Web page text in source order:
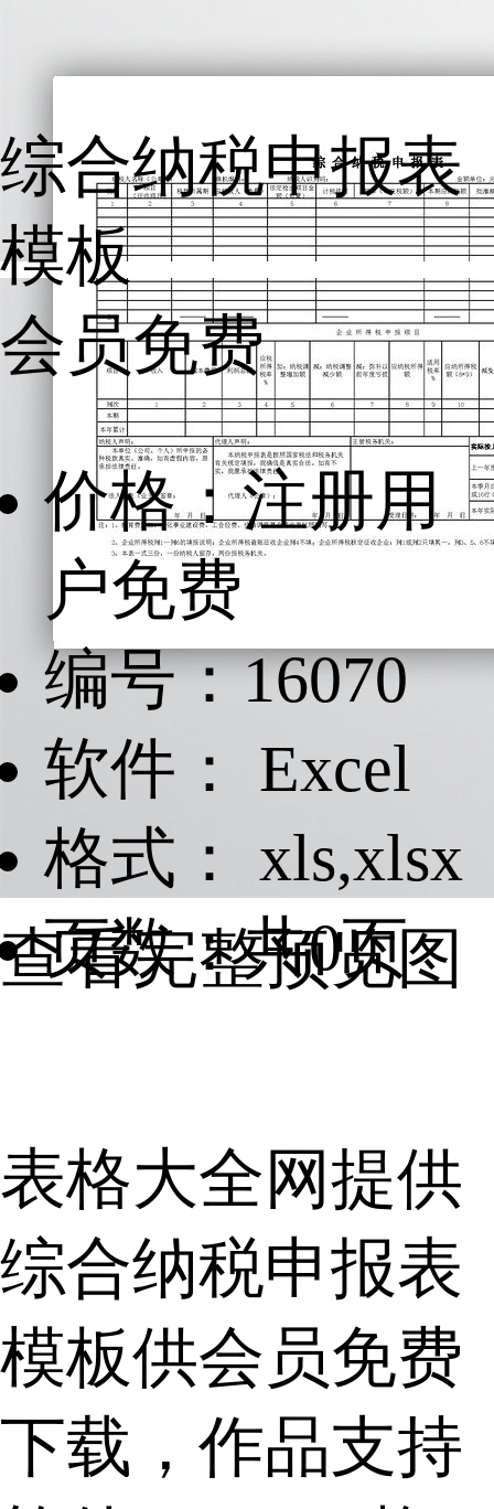
查看完整预览图
综合纳税申报表
模板
会员免费
价格：注册用
户免费
编号：16070
软件： Excel
格式： xls,xlsx
页数：共0页
表格大全网提供
综合纳税申报表
模板供会员免费
下载，作品支持